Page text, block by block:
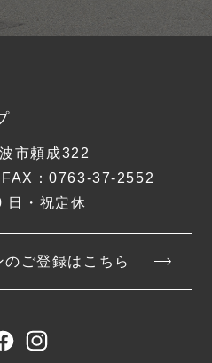
市頼成322
：0763-37-2552
日・祝定休
のご登録はこちら